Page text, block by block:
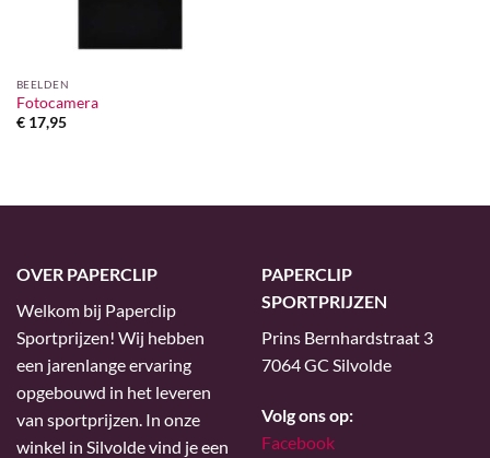
BEELDEN
Fotocamera
€17,95
OVER PAPERCLIP
Welkom bij Paperclip
Sportprijzen! Wij hebben
een jarenlange ervaring
opgebouwd in het leveren
van sportprijzen. In onze
winkel in Silvolde vind je een
PAPERCLIP
SPORTPRIJZEN
Prins Bernhardstraat 3
7064 GC Silvolde
Volg ons op:
Facebook